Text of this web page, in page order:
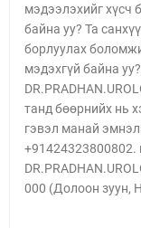
мэдээлэхийг хүсч
байна уу? Та
борлуулах
мэдэхгүй байна
танд бөөрнийх нь
гэвэл манай
+91424323800802.
000 (Долоон зуун,